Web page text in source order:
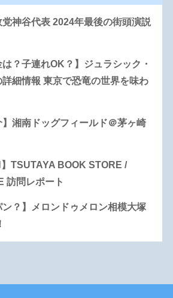
党神谷代表 2024年最後の街頭演説
は？子連れOK？】ジュラシック・
細情報 東京で恐竜の世界を味わ
】湘南ドッグフィールド＠茅ヶ崎
】TSUTAYA BOOK STORE /
訪問レポート
ン？】メロンドゥメロン相模大塚